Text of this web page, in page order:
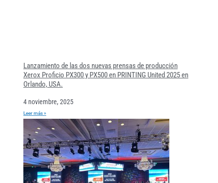
Lanzamiento de las dos nuevas prensas de producción
Xerox Proficio PX300 y PX500 en PRINTING United 2025 en
Orlando, USA.
4 noviembre, 2025
Leer más »